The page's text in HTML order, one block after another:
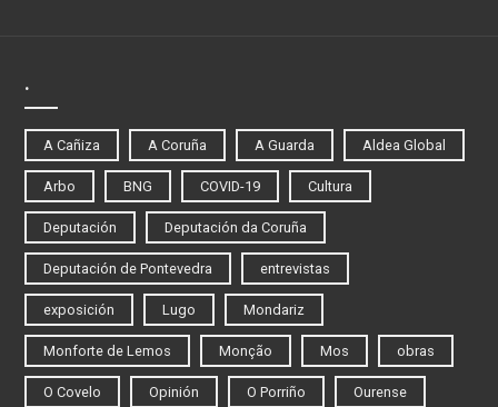
.
A Cañiza A Coruña A Guarda Aldea Global
Arbo BNG COVID-19 Cultura
Deputación Deputación da Coruña
Deputación de Pontevedra entrevistas
exposición Lugo Mondariz
Monforte de Lemos Monção Mos obras
O Covelo Opinión O Porriño Ourense